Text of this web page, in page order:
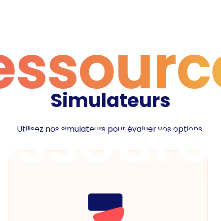
Simulateurs
Utilisez nos simulateurs pour évaluer vos options.